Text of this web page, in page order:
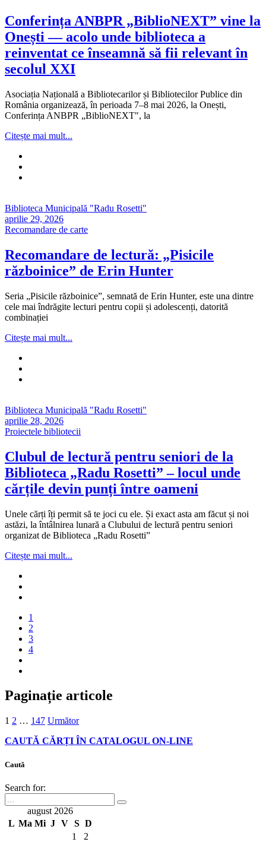
Conferința ANBPR „BiblioNEXT” vine la
Onești — acolo unde biblioteca a
reinventat ce înseamnă să fii relevant în
secolul XXI
Asociația Națională a Bibliotecarilor și Bibliotecilor Publice din
România organizează, în perioada 7–8 mai 2026, la Onești,
Conferința ANBPR „BiblioNEXT", la
Citește mai mult...
Biblioteca Municipală "Radu Rosetti"
aprilie 29, 2026
Recomandare de carte
Recomandare de lectură: „Pisicile
războinice” de Erin Hunter
Seria „Pisicile războinice”, semnată de Erin Hunter, este una dintre
cele mai îndrăgite lecturi pentru copii și adolescenți, datorită
combinației
Citește mai mult...
Biblioteca Municipală "Radu Rosetti"
aprilie 28, 2026
Proiectele bibliotecii
Clubul de lectură pentru seniori de la
Biblioteca „Radu Rosetti” – locul unde
cărțile devin punți între oameni
Unele cărți îți permit să te joci cu ele. Și exact asta am făcut și noi
astăzi, la întâlnirea lunară a Clubului de lectură pentru seniori
organizat de Biblioteca „Radu Rosetti”
Citește mai mult...
1
2
3
4
Paginație articole
1 2 … 147 Următor
CAUTĂ CĂRȚI ÎN CATALOGUL ON-LINE
Caută
Search for:
august 2026
L Ma Mi J V S D
1
2